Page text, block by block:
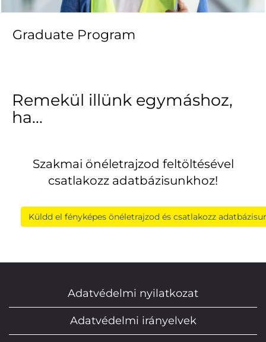
Graduate Program
Remekül illünk egymáshoz,
ha...
Szakmai önéletrajzod feltöltésével
csatlakozz adatbázisunkhoz!
Küldd el fényképes önéletrajzod és csatlakozz
Adatvédelmi nyilatkozat
Adatvédelmi irányelvek